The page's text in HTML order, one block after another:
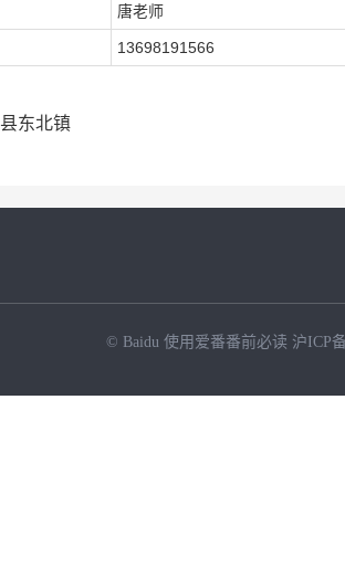
唐老师
13698191566
东北镇
© Baidu 使用爱番番前必读 沪ICP